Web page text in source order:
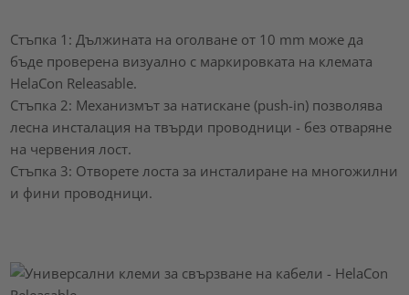
Стъпка 1: Дължината на оголване от 10 mm може да
бъде проверена визуално с маркировката на клемата
HelaCon Releasable.
Стъпка 2: Механизмът за натискане (push-in) позволява
лесна инсталация на твърди проводници - без отваряне
на червения лост.
Стъпка 3: Отворете лоста за инсталиране на многожилни
и фини проводници.